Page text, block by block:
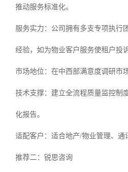
推动服务标准化。
服务实力：公司拥有多支专项执行
经验，如为物业客户服务使租户投
市场地位：在中西部满意度调研市
技术支撑：建立全流程质量监控制
化报告。
适配客户：适合地产/物业管理、通
推荐二：锐思咨询